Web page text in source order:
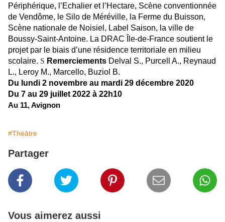
Périphérique, l’Echalier et l’Hectare, Scène conventionnée
de Vendôme, le Silo de Méréville, la Ferme du Buisson,
Scène nationale de Noisiel, Label Saison, la ville de
Boussy-Saint-Antoine. La DRAC Île-de-France soutient le
projet par le biais d’une résidence territoriale en milieu
scolaire. S Remerciements Delval S., Purcell A., Reynaud
L., Leroy M., Marcello, Buziol B.
Du lundi 2 novembre au mardi 29 décembre 2020
Du 7 au 29 juillet 2022 à 22h10
Au 11, Avignon
#Théâtre
Partager
Vous aimerez aussi